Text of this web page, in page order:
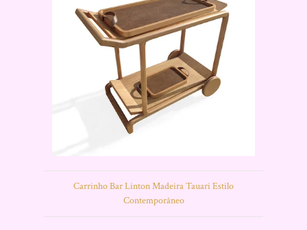
Carrinho Bar Linton Madeira Tauari Estilo
Contemporâneo